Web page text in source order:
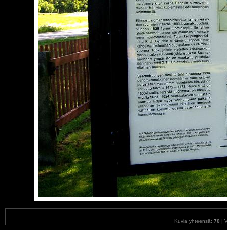
Kuvia yhteensä:70 |